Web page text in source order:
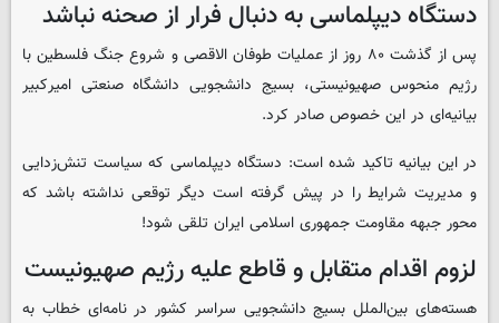
دستگاه دیپلماسی به دنبال فرار از صحنه نباشد
پس از گذشت ۸۰ روز از عملیات طوفان الاقصی و شروع جنگ فلسطین با
رژیم منحوس صهیونیستی، بسیج دانشجویی دانشگاه صنعتی امیرکبیر
بیانیه‌ای در این خصوص صادر کرد.
در این بیانیه تاکید شده است: دستگاه دیپلماسی که سیاست تنش‌زدایی
و مدیریت شرایط را در پیش گرفته است دیگر توقعی نداشته باشد که
محور جبهه مقاومت جمهوری اسلامی ایران تلقی شود!
لزوم اقدام متقابل و قاطع علیه رژیم صهیونیست
هسته‌های بین‌الملل بسیج دانشجویی سراسر کشور در نامه‌ای خطاب به